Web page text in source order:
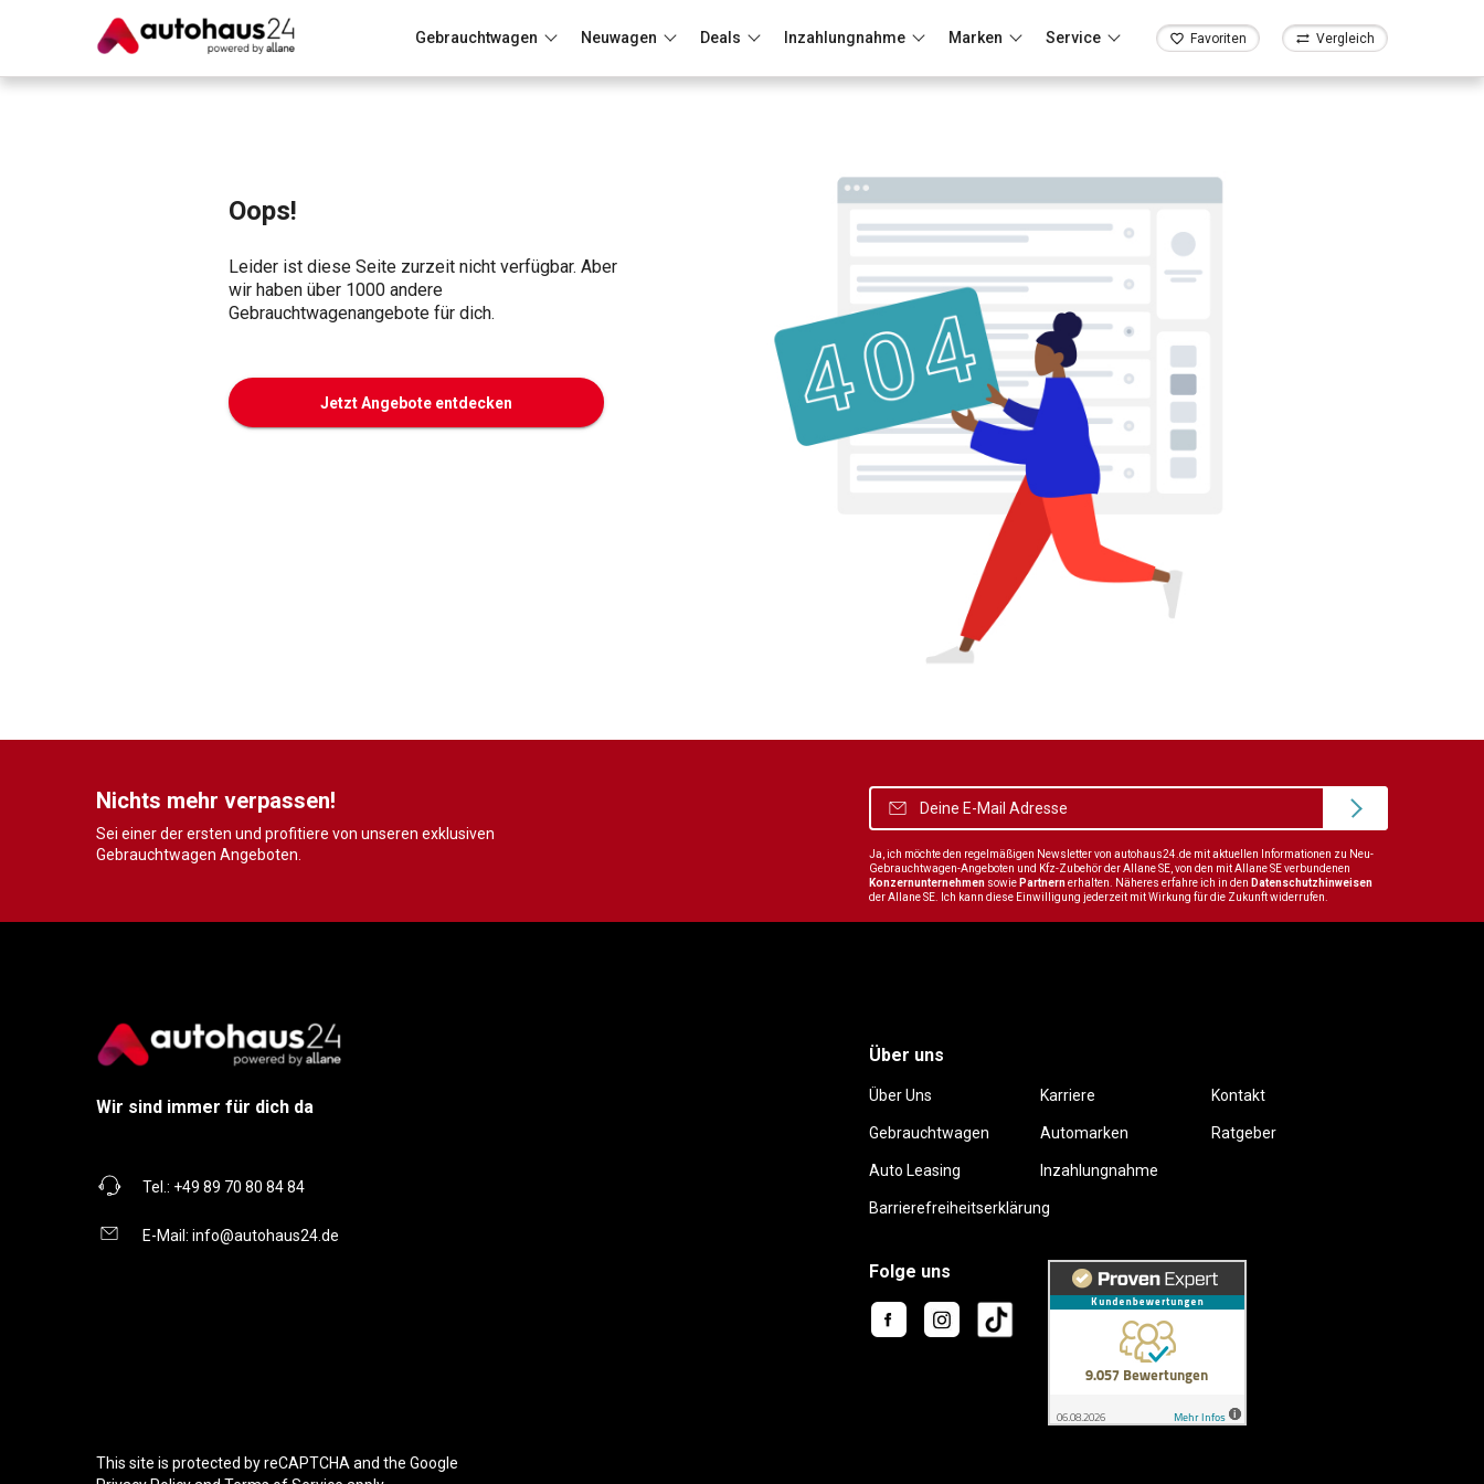
Gebrauchtwagen Neuwagen Deals Inzahlungnahme Marken Service Favoriten Vergleich
Oops!
Leider ist diese Seite zurzeit nicht verfügbar. Aber
wir haben über 1000 andere
Gebrauchtwagenangebote für dich.
Jetzt Angebote entdecken
Nichts mehr verpassen!
Sei einer der ersten und profitiere von unseren exklusiven
Gebrauchtwagen Angeboten.
Ja, ich möchte den regelmäßigen Newsletter von autohaus24.de mit aktuellen Informationen zu Neu-
Gebrauchtwagen-Angeboten und Kfz-Zubehör der Allane SE, von den mit Allane SE verbundenen
Konzernunternehmen sowie Partnernerhalten. Näheres erfahre ich in den Datenschutzhinweisen
der Allane SE. Ich kann diese Einwilligung jederzeit mit Wirkung für die Zukunft widerrufen.
Wir sind immer für dich da
Tel.: +49 89 70 80 84 84
E-Mail: info@autohaus24.de
Über uns
Über Uns Karriere Kontakt
Gebrauchtwagen Automarken Ratgeber
Auto Leasing Inzahlungnahme
Barrierefreiheitserklärung
Folge uns
This site is protected by reCAPTCHA and the Google